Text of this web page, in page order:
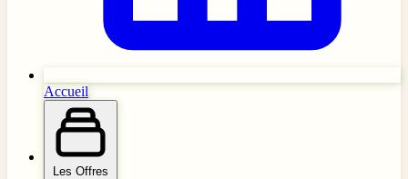
Accueil
Les Offres